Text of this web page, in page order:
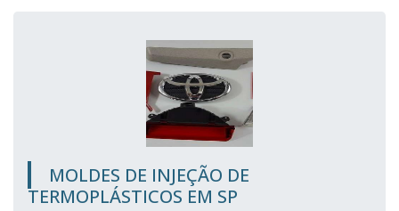
MOLDES DE INJEÇÃO DE
TERMOPLÁSTICOS EM SP